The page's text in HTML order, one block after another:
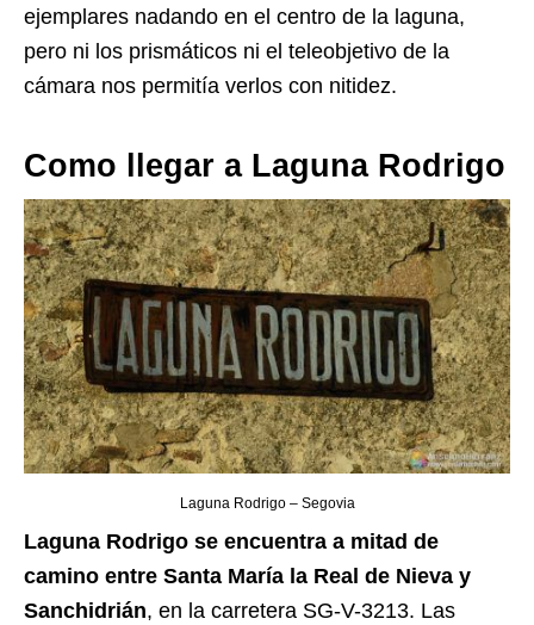
ejemplares nadando en el centro de la laguna,
pero ni los prismáticos ni el teleobjetivo de la
cámara nos permitía verlos con nitidez.
Como llegar a Laguna Rodrigo
Laguna Rodrigo – Segovia
Laguna Rodrigo se encuentra a mitad de
camino entre Santa María la Real de Nieva y
Sanchidrián, en la carretera SG-V-3213. Las